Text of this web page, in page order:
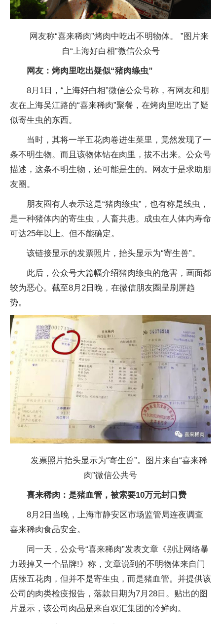
网友称“喜来稀肉”烤肉中吃出不明物体。 ”图片来
自“上海好白相”微信公众号
网友：烤肉里吃出疑似“猪肉绦虫”
8月1日，“上海好白相”微信公众号称，有网友和朋
友在上海吴江路的“喜来稀肉”聚餐，在烤肉里吃出了疑
似寄生虫的东西。
当时，其将一半五花肉卷进生菜里，竟然发现了一
条不明生物。而且该物体钻在肉里，拔不出来。公众号
描述，这条不明生物，还可能是生的。网友于是求助朋
友圈。
朋友圈有人表示这是“猪肉绦虫”，也有称是线虫，
是一种猪体内的寄生虫，人畜共患。成虫在人体内寿命
可达25年以上。但不能确定。
该链接显示的发票照片，抬头显示为“寄生兽”。
此后，公众号大篇幅介绍猪肉绦虫的危害，画面都
较为恶心。截至8月2日晚，在微信朋友圈呈刷屏趋
势。
发票照片抬头显示为“寄生兽”。图片来自“喜来稀
肉”微信公共号
喜来稀肉：是猪血管，被索要10万元封口费
8月2日当晚，上海市静安区市场监管局连夜调查
喜来稀肉食品安全。
同一天，公众号“喜来稀肉”发表文章《别让网络暴
力毁掉又一个品牌!》称，文章说到的不明物体来自门
店辣五花肉，但并不是寄生虫，而是猪血管。并提供该
公司的肉类检疫报告，落款日期为7月28日。贴出的图
片显示，该公司肉品是来自双汇集团的冷鲜肉。